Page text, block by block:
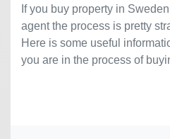
If you buy property in
agent the process is pretty
Here is some useful
you are in the process of